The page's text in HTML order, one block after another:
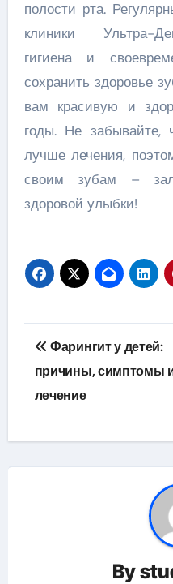
полости рта.
клиники Ультра-
гигиена и
сохранить здоровье
вам красивую и
годы. Не забывайте,
лучше лечения,
своим зубам –
здоровой улыбки!
Навигация
по
записям
Фарингит у детей:
причины, симптомы
лечение
By